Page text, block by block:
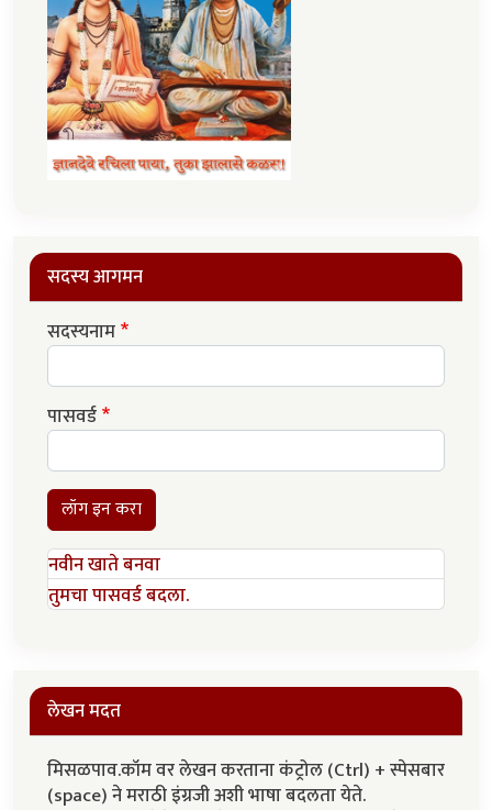
सदस्य आगमन
सदस्यनाम
पासवर्ड
लॉग इन करा
नवीन खाते बनवा
तुमचा पासवर्ड बदला.
लेखन मदत
मिसळपाव.कॉम वर लेखन करताना कंट्रोल (Ctrl) + स्पेसबार
(space) ने मराठी इंग्रजी अशी भाषा बदलता येते.